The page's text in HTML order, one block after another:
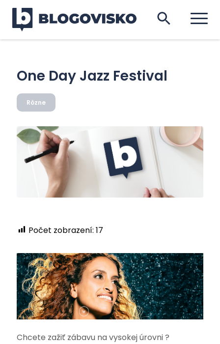
One Day Jazz Festival
Rôzne
Počet zobrazení: 17
Chcete zažiť zábavu na vysokej úrovni ?